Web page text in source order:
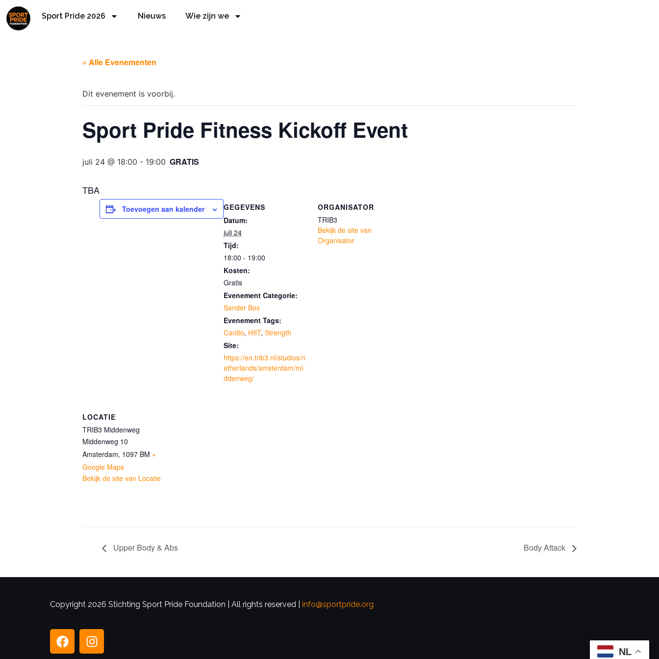
Sport Pride 2026 Nieuws Wie zijn we
« Alle Evenementen
Dit evenement is voorbij.
Sport Pride Fitness Kickoff Event
juli 24 @ 18:00 - 19:00 GRATIS
TBA
Toevoegen aan kalender
GEGEVENS
Datum:
juli 24
Tijd:
18:00 - 19:00
Kosten:
Gratis
Evenement Categorie:
Sander Bos
Evenement Tags:
Cardio, HIIT, Strength
Site:
https://en.trib3.nl/studios/n
etherlands/amsterdam/mi
ddenweg/
ORGANISATOR
TRIB3
Bekijk de site van
Organisator
LOCATIE
TRIB3 Middenweg
Middenweg 10
Amsterdam, 1097 BM +
Google Maps
Bekijk de site van Locatie
Upper Body & Abs Body Attack
Copyright 2026 Stichting Sport Pride Foundation | All rights reserved | info@sportpride.org
NL